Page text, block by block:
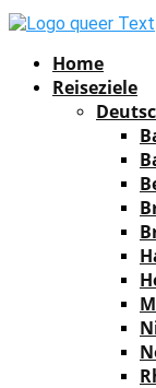
Home
Reiseziele